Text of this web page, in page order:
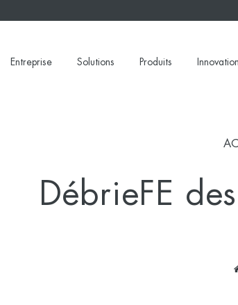
Entreprise Solutions Produits
DébrieFE